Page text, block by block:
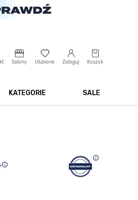
Salony Ulubione Zaloguj Koszyk
KATEGORIE
SALE